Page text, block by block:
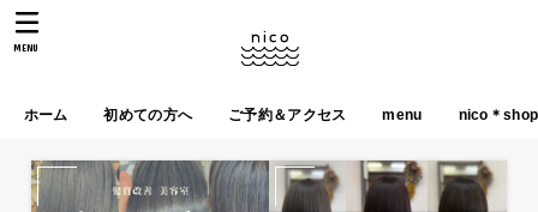
ホーム 初めての方へ ご予約＆アクセス menu nico＊shop
MENU